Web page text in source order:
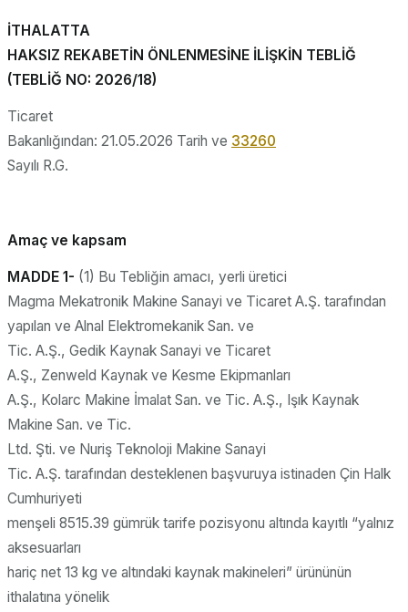
İTHALATTA
HAKSIZ REKABETİN ÖNLENMESİNE İLİŞKİN TEBLİĞ
(TEBLİĞ NO: 2026/18)
Ticaret
Bakanlığından: 21.05.2026 Tarih ve 33260
Sayılı R.G.
Amaç ve kapsam
MADDE 1- (1) Bu Tebliğin amacı, yerli üretici
Magma Mekatronik Makine Sanayi ve Ticaret A.Ş. tarafından
yapılan ve Alnal Elektromekanik San. ve
Tic. A.Ş., Gedik Kaynak Sanayi ve Ticaret
A.Ş., Zenweld Kaynak ve Kesme Ekipmanları
A.Ş., Kolarc Makine İmalat San. ve Tic. A.Ş., Işık Kaynak
Makine San. ve Tic.
Ltd. Şti. ve Nuriş Teknoloji Makine Sanayi
Tic. A.Ş. tarafından desteklenen başvuruya istinaden Çin Halk
Cumhuriyeti
menşeli 8515.39 gümrük tarife pozisyonu altında kayıtlı “yalnız
aksesuarları
hariç net 13 kg ve altındaki kaynak makineleri” ürününün
ithalatına yönelik